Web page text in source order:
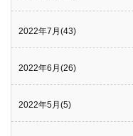
2022年7月(43)
2022年6月(26)
2022年5月(5)